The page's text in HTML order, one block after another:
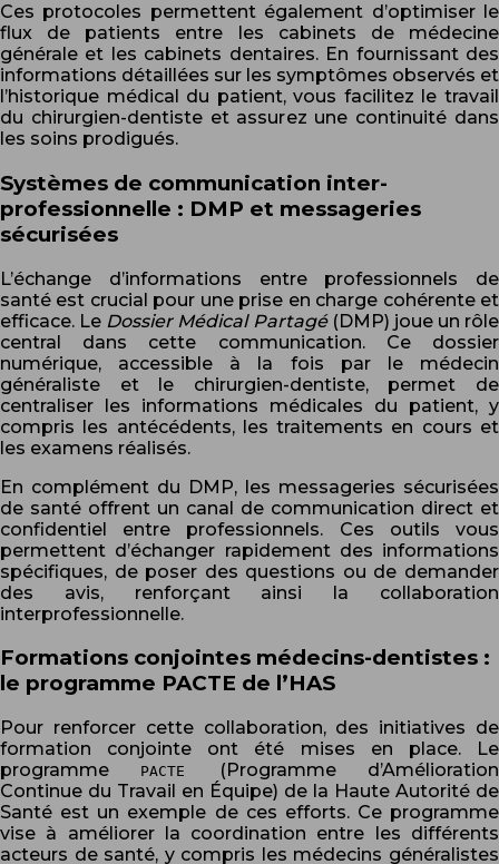
Ces protocoles permettent également d’optimiser le
flux de patients entre les cabinets de médecine
générale et les cabinets dentaires. En fournissant des
informations détaillées sur les symptômes observés et
l’historique médical du patient, vous facilitez le travail
du chirurgien-dentiste et assurez une continuité dans
les soins prodigués.
Systèmes de communication inter-
professionnelle : DMP et messageries
sécurisées
L’échange d’informations entre professionnels de
santé est crucial pour une prise en charge cohérente et
efficace. Le Dossier Médical Partagé (DMP) joue un rôle
central dans cette communication. Ce dossier
numérique, accessible à la fois par le médecin
généraliste et le chirurgien-dentiste, permet de
centraliser les informations médicales du patient, y
compris les antécédents, les traitements en cours et
les examens réalisés.
En complément du DMP, les messageries sécurisées
de santé offrent un canal de communication direct et
confidentiel entre professionnels. Ces outils vous
permettent d’échanger rapidement des informations
spécifiques, de poser des questions ou de demander
des avis, renforçant ainsi la collaboration
interprofessionnelle.
Formations conjointes médecins-dentistes :
le programme PACTE de l’HAS
Pour renforcer cette collaboration, des initiatives de
formation conjointe ont été mises en place. Le
programme
PACTE
(Programme d’Amélioration
Continue du Travail en Équipe) de la Haute Autorité de
Santé est un exemple de ces efforts. Ce programme
vise à améliorer la coordination entre les différents
acteurs de santé, y compris les médecins généralistes